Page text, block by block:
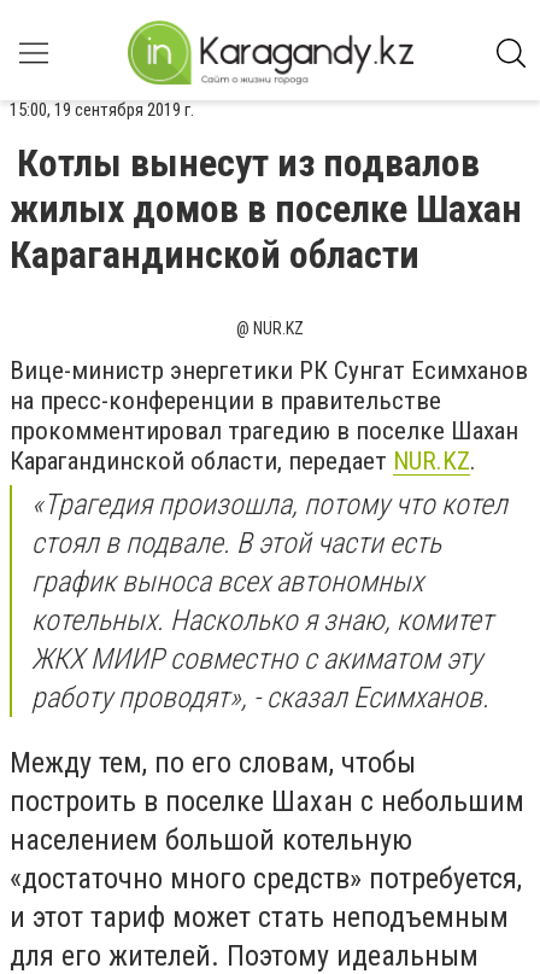
15:00, 19 сентября 2019 г.
Котлы вынесут из подвалов
жилых домов в поселке Шахан
Карагандинской области
@ NUR.KZ
Вице-министр энергетики РК Сунгат Есимханов
на пресс-конференции в правительстве
прокомментировал трагедию в поселке Шахан
Карагандинской области, передает NUR.KZ.
«Трагедия произошла, потому что котел
стоял в подвале. В этой части есть
график выноса всех автономных
котельных. Насколько я знаю, комитет
ЖКХ МИИР совместно с акиматом эту
работу проводят», - сказал Есимханов.
Между тем, по его словам, чтобы
построить в поселке Шахан с небольшим
населением большой котельную
«достаточно много средств» потребуется,
и этот тариф может стать неподъемным
для его жителей. Поэтому идеальным